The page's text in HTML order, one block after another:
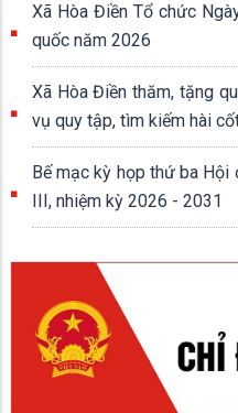
Xã Hòa Điền Tổ chức
quốc năm 2026
Xã Hòa Điền thăm, tặng
vụ quy tập, tìm kiếm hài
Bế mạc kỳ họp thứ ba Hội
III, nhiệm kỳ 2026 - 2031